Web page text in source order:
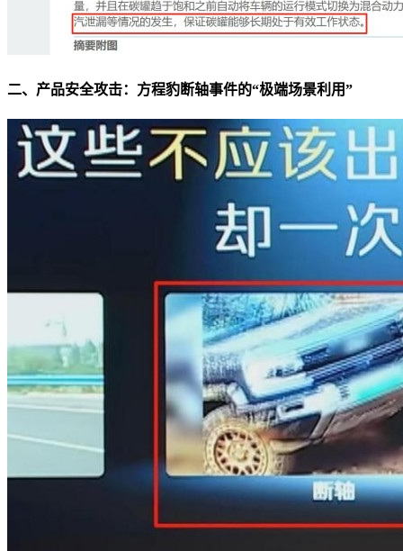
二、产品安全攻击：方程豹断轴事件的“极端场景利用”